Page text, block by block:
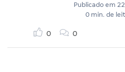
Publicado em
0 min. de
0 0